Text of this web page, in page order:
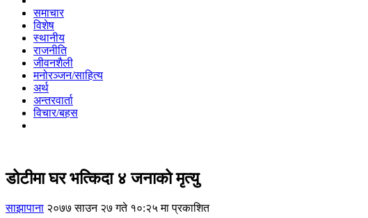
समाचार
विशेष
स्थानीय
राजनीति
जीवनशैली
मनोरञ्जन/साहित्य
अर्थ
अन्तरवार्ता
विचार/बहस
डोटीमा घर भत्किदा ४ जनाको मृत्यु
साझापाना २०७७ साउन २७ गते १०:२५ मा प्रकाशित